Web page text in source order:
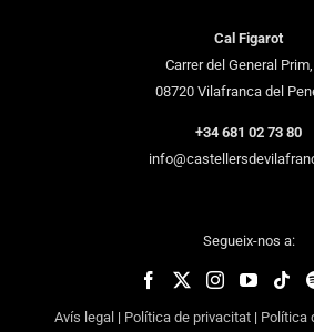
Cal Figarot
Carrer del General Prim,
08720 Vilafranca del
+34 681 02 73 80
Segueix-nos a:
Avís legal| Política de privacitat| Política